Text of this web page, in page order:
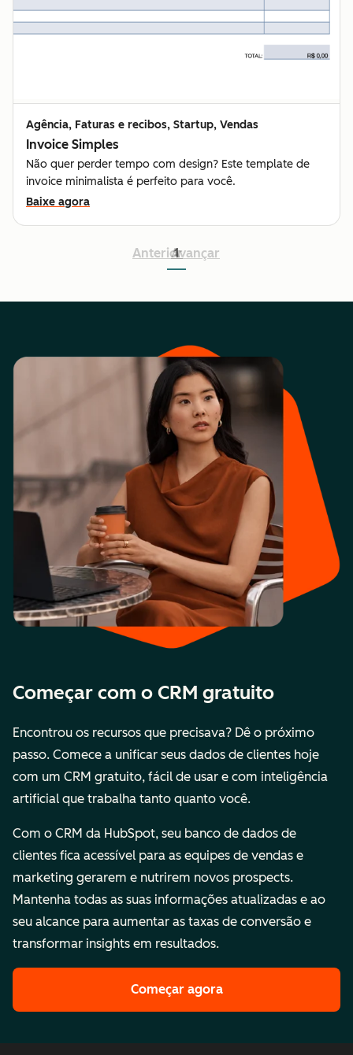
Agência, Faturas e recibos, Startup, Vendas
Invoice Simples
Não quer perder tempo com design? Este template de
invoice minimalista é perfeito para você.
Baixe agora
Anterior
1
Avançar
Começar com o CRM gratuito
Encontrou os recursos que precisava? Dê o próximo
passo. Comece a unificar seus dados de clientes hoje
com um CRM gratuito, fácil de usar e com inteligência
artificial que trabalha tanto quanto você.
Com o CRM da HubSpot, seu banco de dados de
clientes fica acessível para as equipes de vendas e
marketing gerarem e nutrirem novos prospects.
Mantenha todas as suas informações atualizadas e ao
seu alcance para aumentar as taxas de conversão e
transformar insights em resultados.
Começar agora